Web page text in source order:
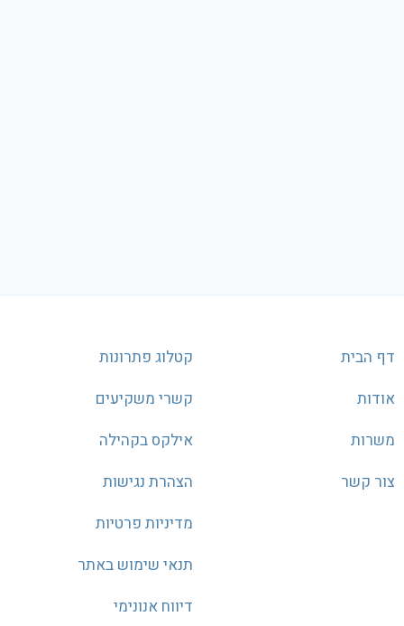
דף הבית
אודות
משרות
צור קשר
קטלוג פתרונות
קשרי משקיעים
אילקס בקהילה
הצהרת נגישות
מדיניות פרטיות
תנאי שימוש באתר
דיווח אנונימי